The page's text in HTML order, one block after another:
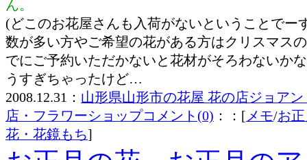
ん。
(どこのお花屋さんも入荷がないということでー
数が多い方やご希望の花がある方はクリスマス
でにご予約いただかないと花材がそろわないか
うすぎちゃったけど…
2008.12.31： 山形県山形市の花屋 花の店ジョア
店・フラワーショップコメント(0) ：：[メモ/お
花・花鏡もち]